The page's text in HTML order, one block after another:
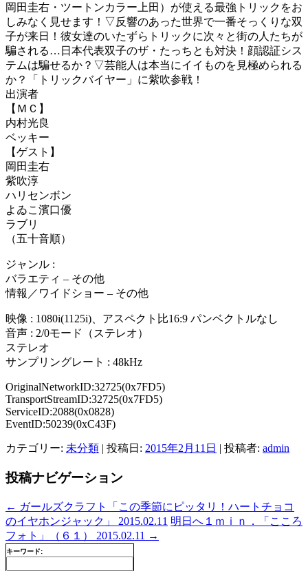
岡田圭右・ツートンカラー上田）が使える最強トリックをお
しみなく見せます！▽反響のあった世界で一番そっくりな双
子が来日！彼女達のいたずらトリックに次々と街の人たちが
騙される…日本代表双子のザ・たっちとも対決！顔認証シス
テムは騙せるか？▽芸能人は本当にイイものを見極められる
か？「トリックバイヤー」に紫吹参戦！
出演者
【ＭＣ】
内村光良
ベッキー
【ゲスト】
岡田圭右
紫吹淳
ハリセンボン
よゐこ濱口優
ラブリ
（五十音順）
ジャンル :
バラエティ – その他
情報／ワイドショー – その他
映像 : 1080i(1125i)、アスペクト比16:9 パンベクトルなし
音声 : 2/0モード（ステレオ）
ステレオ
サンプリングレート : 48kHz
OriginalNetworkID:32725(0x7FD5)
TransportStreamID:32725(0x7FD5)
ServiceID:2088(0x0828)
EventID:50239(0xC43F)
カテゴリー: 未分類 | 投稿日: 2015年2月11日 | 投稿者: admin
投稿ナビゲーション
← ガールズクラフト「この季節にピッタリ！ハートチョコ
のイヤホンジャック」 2015.02.11 明日へ１ｍｉｎ．「こころ
フォト」（６１） 2015.02.11 →
キーワード: